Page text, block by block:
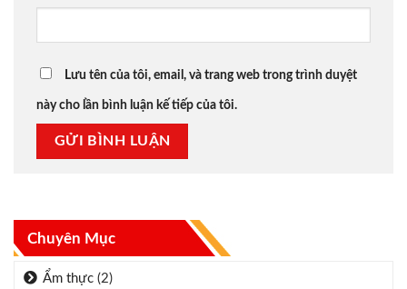
Chuyên Mục
Ẩm thực (2)
Lưu tên của tôi, email, và trang web trong trình duyệt
này cho lần bình luận kế tiếp của tôi.